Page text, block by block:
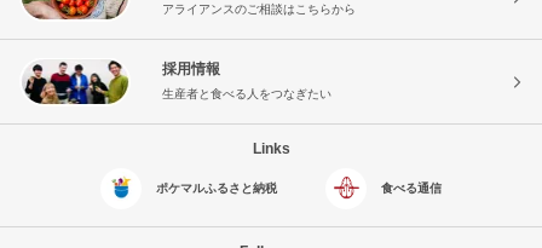
アライアンスのご相談はこちらから
採用情報
生産者と食べる人をつなぎたい
Links
ポケマルふるさと納税 食べる通信